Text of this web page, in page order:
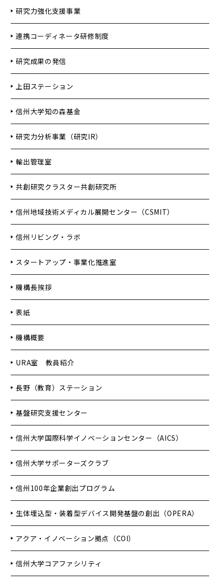
研究力強化支援事業
連携コーディネータ研修制度
研究成果の発信
上田ステーション
信州大学知の森基金
研究力分析事業（研究IR）
輸出管理室
共創研究クラスター共創研究所
信州地域技術メディカル展開センター（CSMIT）
信州リビング・ラボ
スタートアップ・事業化推進室
機構長挨拶
表紙
機構概要
URA室 教員紹介
長野（教育）ステーション
基盤研究支援センター
信州大学国際科学イノベーションセンター（AICS）
信州大学サポーターズクラブ
信州100年企業創出プログラム
生体埋込型・装着型デバイス開発基盤の創出（OPERA）
アクア・イノベーション拠点（COI）
信州大学コアファシリティ